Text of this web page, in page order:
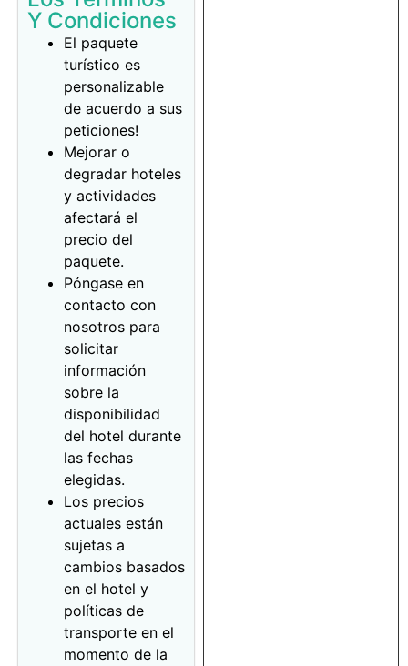
Y Condiciones
El paquete
turístico es
personalizable
de acuerdo a sus
peticiones!
Mejorar o
degradar hoteles
y actividades
afectará el
precio del
paquete.
Póngase en
contacto con
nosotros para
solicitar
información
sobre la
disponibilidad
del hotel durante
las fechas
elegidas.
Los precios
actuales están
sujetas a
cambios basados
en el hotel y
políticas de
transporte en el
momento de la